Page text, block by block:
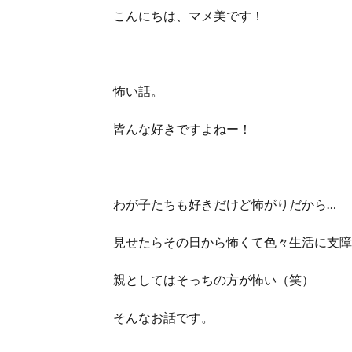
こんにちは、マメ美です！
怖い話。
皆んな好きですよねー！
わが子たちも好きだけど怖がりだから…
見せたらその日から怖くて色々生活に支
親としてはそっちの方が怖い（笑）
そんなお話です。